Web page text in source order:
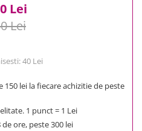
Lei
Lei
40 Lei
150 lei la fiecare achizitie de peste
1 punct = 1 Lei
de ore, peste 300 lei